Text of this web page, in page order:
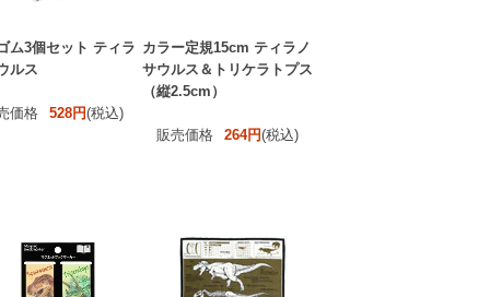
ム3個セット ティラ
ルス
価格 528円(税込)
カラー定規15cm ティラノ
サウルス＆トリケラトプス
（縦2.5cm）
販売価格 264円(税込)